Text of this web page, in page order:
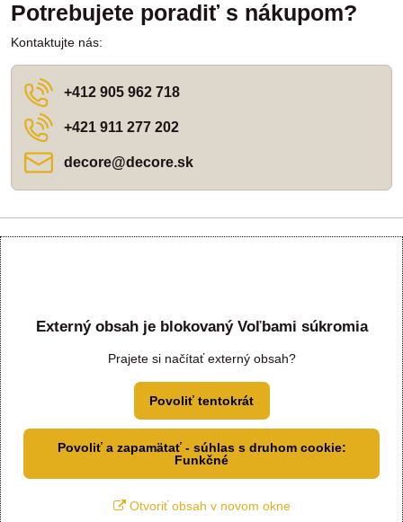
Potrebujete poradiť s nákupom?
Kontaktujte nás:
+412 905 962 718
+421 911 277 202
decore​@decore​.sk
Externý obsah je blokovaný Voľbami súkromia
Prajete si načítať externý obsah?
Povoliť tentokrát
Povoliť a zapamätať - súhlas s druhom cookie:
Funkčné
Otvoriť obsah v novom okne